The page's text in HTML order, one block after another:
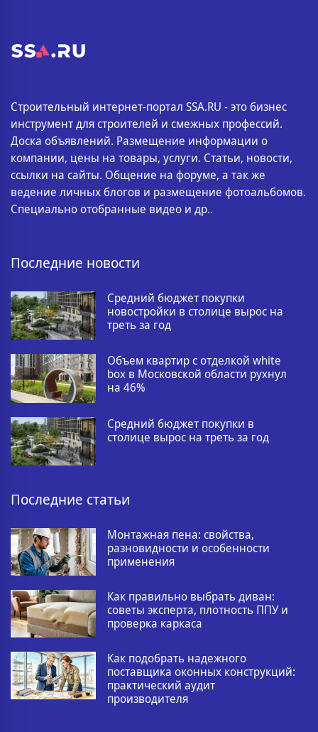
Строительный интернет-портал SSA.RU - это бизнес
инструмент для строителей и смежных профессий.
Доска объявлений. Размещение информации о
компании, цены на товары, услуги. Статьи, новости,
ссылки на сайты. Общение на форуме, а так же
ведение личных блогов и размещение фотоальбомов.
Специально отобранные видео и др..
Последние новости
Средний бюджет покупки
новостройки в столице вырос на
треть за год
Объем квартир с отделкой white
box в Московской области рухнул
на 46%
Средний бюджет покупки в
столице вырос на треть за год
Последние статьи
Монтажная пена: свойства,
разновидности и особенности
применения
Как правильно выбрать диван:
советы эксперта, плотность ППУ и
проверка каркаса
Как подобрать надежного
поставщика оконных конструкций:
практический аудит
производителя